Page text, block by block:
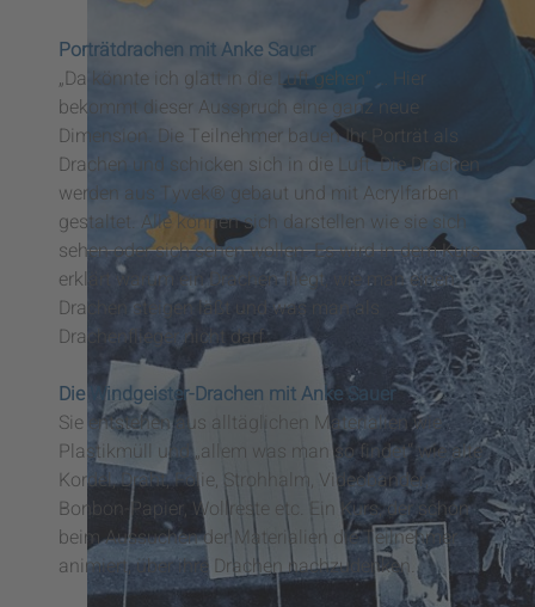
Wirbel, Wind und Wolkentanz – Evelin
Porträtdrachen mit Anke Sauer
„Da könnte ich glatt in die Luft gehen“ … Hier
bekommt dieser Ausspruch eine ganz neue
Dimension. Die Teilnehmer bauen Ihr Porträt als
Drachen und schicken sich in die Luft. Die Drachen
werden aus Tyvek® gebaut und mit Acrylfarben
gestaltet. Alle können sich darstellen wie sie sich
sehen oder sich sehen wollen. Es wird in dem Kurs
erklärt warum ein Drachen fliegt, wie man einen
Drachen steigen läßt und was man als
Drachenflieger nicht darf.
Die Windgeister-Drachen mit Anke Sauer
Sie entstehen aus alltäglichen Materialien wie
Plastikmüll und „allem was man so findet“ wie alte
Kordel, Draht, Folie, Strohhalm, Videobänder,
Bonbon-Papier, Wollreste etc. Ein Kurs, der schon
beim Aussuchen der Materialien die Teilnehmer
animiert, über ihre Drachen nachzudenken.